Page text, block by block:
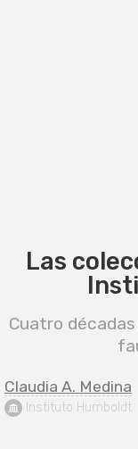
Las
Cuatro
Claudia A. Medina
Instituto Humboldt